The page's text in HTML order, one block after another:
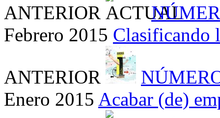
ANTERIOR
Febrero 2015 Clasificando
ANTERIOR
Enero 2015 Acabar (de)